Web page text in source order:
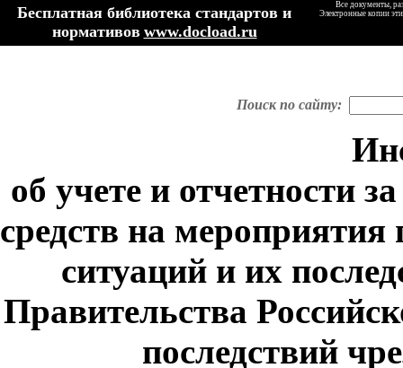
Бесплатная библиотека стандартов и
нормативов www.docload.ru
Все документы,
Электронные копии
Поиск по сайту:
об учете и отчетности
средств на
ситуаций и их
Правительства
последствий